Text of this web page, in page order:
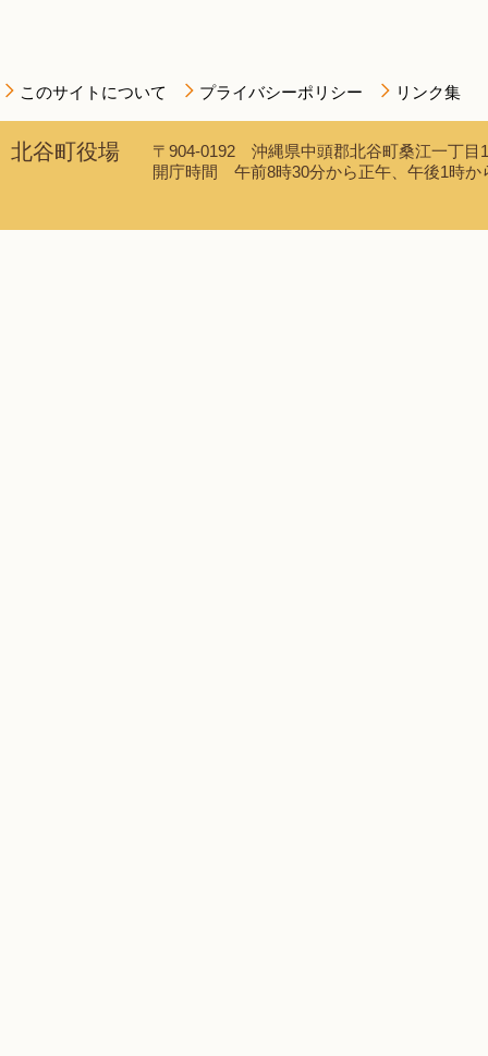
このサイトについて プライバシーポリシー リンク集
北谷町役場
〒904-0192 沖縄県中頭郡北谷町桑江一丁
開庁時間 午前8時30分から正午、午後1時か